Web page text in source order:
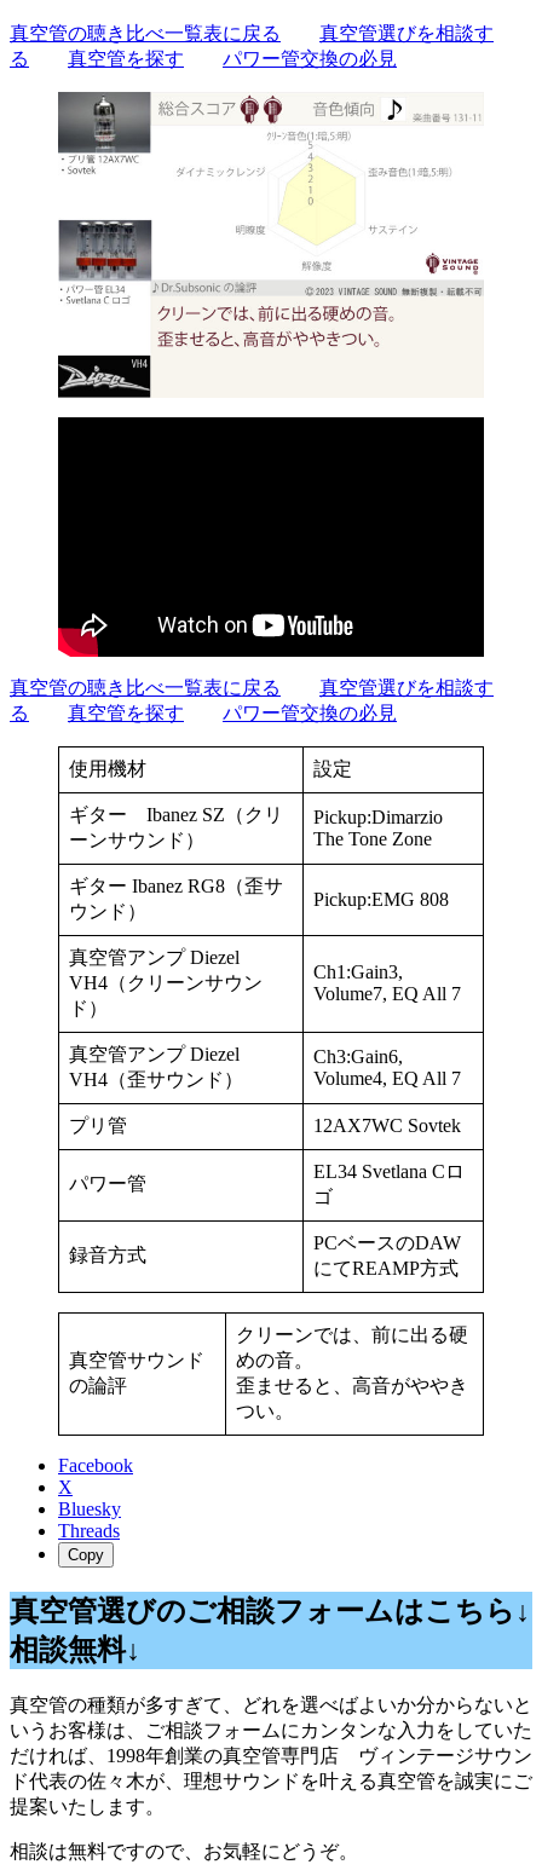
真空管の聴き比べ一覧表に戻る
真空管選びを相談す
る
真空管を探す パワー管交換の必見
真空管の聴き比べ一覧表に戻る
真空管選びを相談す
る
真空管を探す パワー管交換の必見
使用機材 設定
ギター Ibanez SZ（クリ
ーンサウンド）
Pickup:Dimarzio
The Tone Zone
ギター Ibanez RG8（歪サ
ウンド）
Pickup:EMG 808
真空管アンプ Diezel
VH4（クリーンサウン
ド）
Ch1:Gain3,
Volume7, EQ All 7
真空管アンプ Diezel
VH4（歪サウンド）
Ch3:Gain6,
Volume4, EQ All 7
プリ管 12AX7WC Sovtek
パワー管
EL34 Svetlana Cロ
ゴ
録音方式
PCベースのDAW
にてREAMP方式
真空管サウンド
の論評
クリーンでは、前に出る硬
めの音。
歪ませると、高音がややき
つい。
Facebook
X
Bluesky
Threads
Copy
真空管選びのご相談フォームはこちら↓
相談無料↓
真空管の種類が多すぎて、どれを選べばよいか分からないと
いうお客様は、ご相談フォームにカンタンな入力をしていた
だければ、1998年創業の真空管専門店 ヴィンテージサウン
ド代表の佐々木が、理想サウンドを叶える真空管を誠実にご
提案いたします。
相談は無料ですので、お気軽にどうぞ。